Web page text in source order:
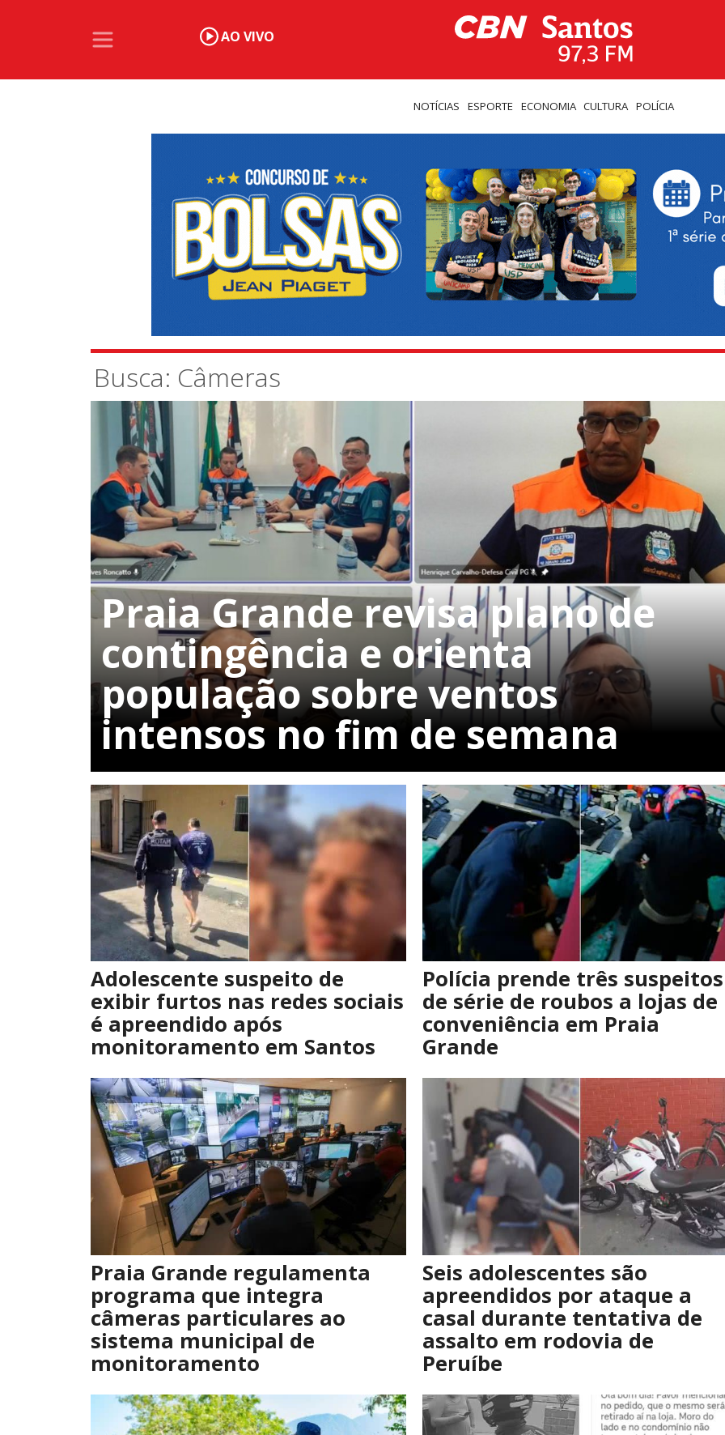
AO VIVO
NOTÍCIAS ESPORTE ECONOMIA CULTURA POLÍCIA
Busca: Câmeras
Praia Grande revisa plano de
contingência e orienta
população sobre ventos
intensos no fim de semana
Adolescente suspeito de
exibir furtos nas redes sociais
é apreendido após
monitoramento em Santos
Polícia prende três suspeitos
de série de roubos a lojas de
conveniência em Praia
Grande
Praia Grande regulamenta
programa que integra
câmeras particulares ao
sistema municipal de
monitoramento
Seis adolescentes são
apreendidos por ataque a
casal durante tentativa de
assalto em rodovia de
Peruíbe